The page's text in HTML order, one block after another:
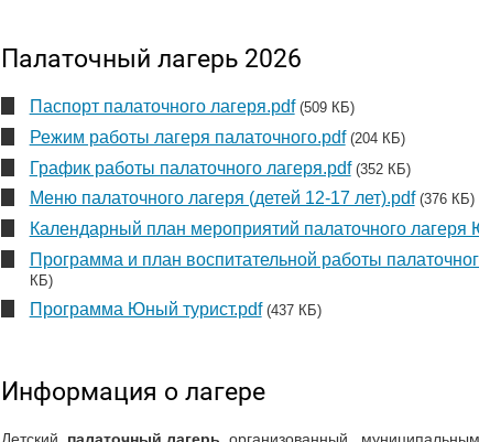
Палаточный лагерь 2026
Паспорт палаточного лагеря.pdf (509 КБ)
Режим работы лагеря палаточного.pdf (204 КБ)
График работы палаточного лагеря.pdf (352 КБ)
Меню палаточного лагеря (детей 12-17 лет).pdf (376 КБ)
Календарный план мероприятий палаточного лагеря
Программа и план воспитательной работы
КБ)
Программа Юный турист.pdf (437 КБ)
Информация о лагере
Детский палаточный лагерь , организованный